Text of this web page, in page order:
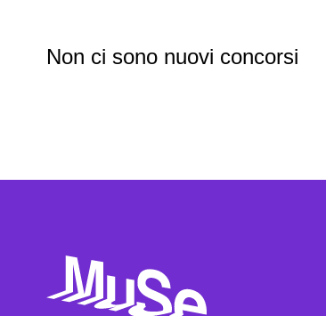
Non ci sono nuovi concorsi